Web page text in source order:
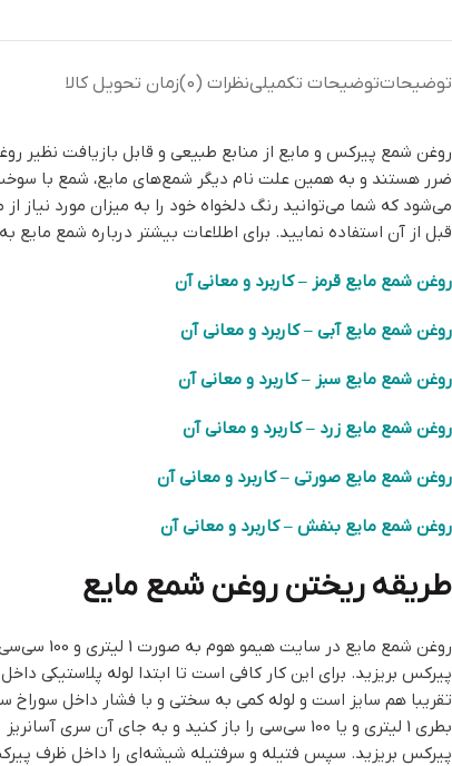
توضیحاتتوضیحات تکمیلینظرات (0) زمان تحویل کالا
روغن شمع پیرکس و مایع از منابع طبیعی و قابل بازیافت نظیر
می‌شود که شما می‌توانید رنگ دلخواه خود را به میزان مورد
قبل از آن استفاده نمایید. برای اطلاعات بیشتر درباره شمع مایع به
روغن شمع مایع قرمز – کاربرد و معانی آن
روغن شمع مایع آبی – کاربرد و معانی آن
روغن شمع مایع سبز – کاربرد و معانی آن
روغن شمع مایع زرد – کاربرد و معانی آن
روغن شمع مایع صورتی – کاربرد و معانی آن
روغن شمع مایع بنفش – کاربرد و معانی آن
طریقه ریختن روغن شمع مایع
روغن‌
پیرکس بریزید. برای این کار کافی است تا ابتدا لوله پلاستیکی
تقریبا هم سایز است و لوله کمی به سختی و با فشار داخل سوراخ
بطری 1 لیتری و یا 100 سی‌سی را باز کنید و به
پیرکس بریزید. سپس فتیله و سرفتیله شیشه‌ای را داخل ظرف